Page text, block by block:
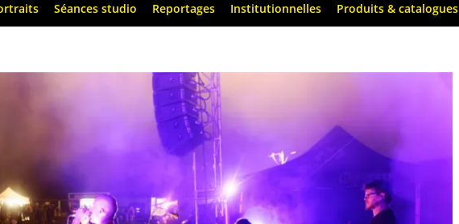
Séances studio Reportages Institutionnelles Produits & catalogues